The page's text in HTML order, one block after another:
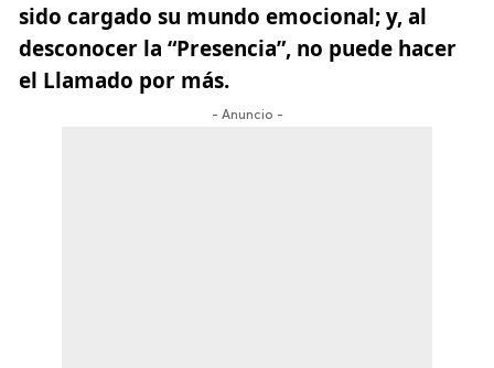
sido cargado su mundo emocional; y, al
desconocer la “Presencia”, no puede hacer
el Llamado por más.
- Anuncio -